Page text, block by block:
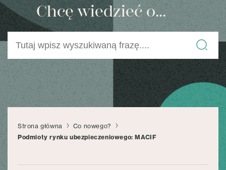
Chcę wiedzieć o...
Strona główna
Co nowego?
Podmioty rynku ubezpieczeniowego: MACIF